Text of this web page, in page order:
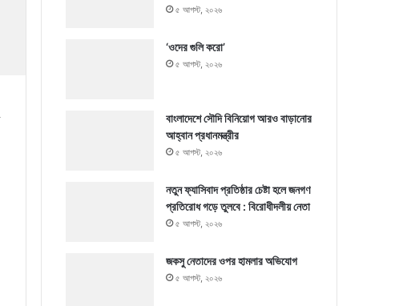
৫ আগস্ট, ২০২৬
‘ওদের গুলি করো’
৫ আগস্ট, ২০২৬
বাংলাদেশে সৌদি বিনিয়োগ আরও বাড়ানোর
আহ্বান প্রধানমন্ত্রীর
৫ আগস্ট, ২০২৬
নতুন ফ্যাসিবাদ প্রতিষ্ঠার চেষ্টা হলে জনগণ
প্রতিরোধ গড়ে তুলবে : বিরোধীদলীয় নেতা
৫ আগস্ট, ২০২৬
জকসু নেতাদের ওপর হামলার অভিযোগ
৫ আগস্ট, ২০২৬